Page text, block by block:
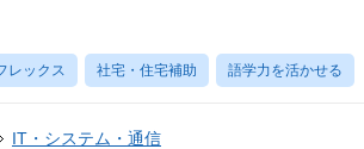
レックス 社宅・住宅補助 語学力を活かせる
IT・システム・通信